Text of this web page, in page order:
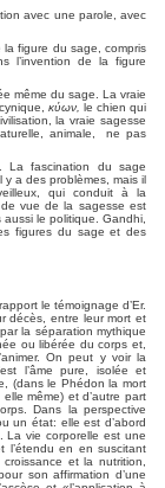
avec une parole, avec
figure du sage, compris
l’invention de la figure
même du sage. La vraie
κύων, le chien qui
la vraie sagesse
animale, ne pas
La fascination du sage
y a des problèmes, mais il
qui conduit à la
vue de la sagesse est
le politique. Gandhi,
figures du sage et des
le témoignage d’Er.
décès, entre leur mort et
la séparation mythique
ou libérée du corps et,
On peut y voir la
l’âme pure, isolée et
(dans le Phédon la mort
même) et d’autre part
Dans la perspective
un état: elle est d’abord
La vie corporelle est une
l’étendu en en suscitant
et la nutrition,
son affirmation d’une